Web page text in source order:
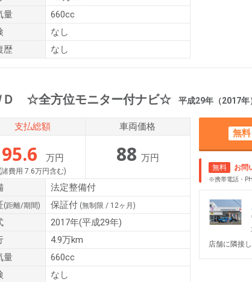
量
660cc
なし
歴
なし
☆全方位モニター付ナビ☆ 平成29年（2017年） 4.9万
支払総額
95.6 万円
(諸費用 7.6万円含む)
車両価格
88 万円
法定整備付
(距離/期間) 保証付(無制限 / 12ヶ月)
2017年(平成29年)
4.9万km
量
660cc
なし
無料
無料 お問
※携帯電話・
店舗に隣接